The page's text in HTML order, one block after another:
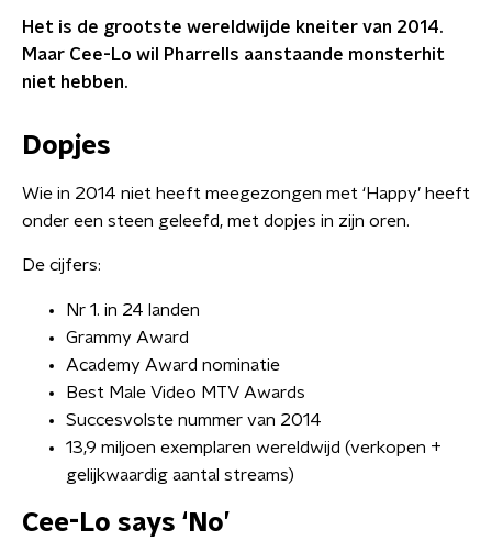
Het is de grootste wereldwijde kneiter van 2014.
Maar Cee-Lo wil Pharrells aanstaande monsterhit
niet hebben.
Dopjes
Wie in 2014 niet heeft meegezongen met ‘Happy’ heeft
onder een steen geleefd, met dopjes in zijn oren.
De cijfers:
Nr 1. in 24 landen
Grammy Award
Academy Award nominatie
Best Male Video MTV Awards
Succesvolste nummer van 2014
13,9 miljoen exemplaren wereldwijd (verkopen +
gelijkwaardig aantal streams)
Cee-Lo says ‘No’